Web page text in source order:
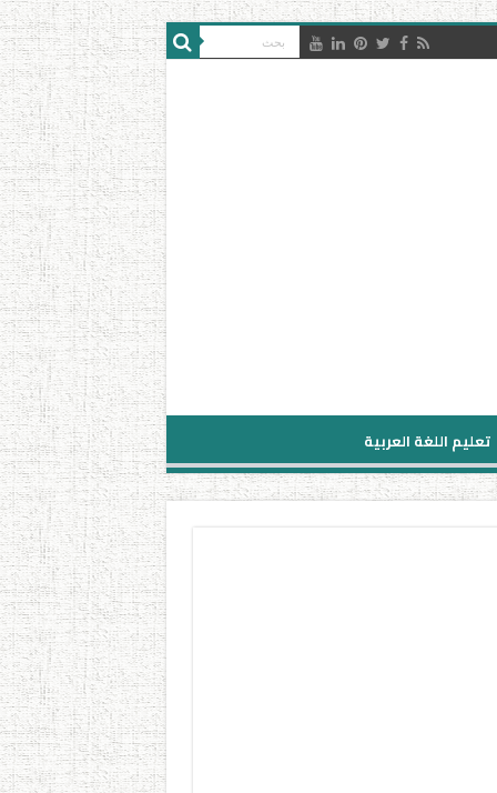
تعليم اللغة العربية